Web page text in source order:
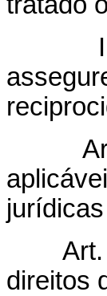
direitos